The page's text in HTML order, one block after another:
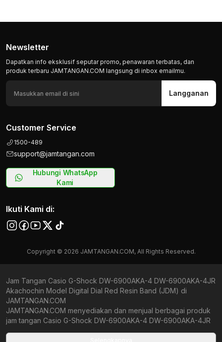
Newsletter
Dapatkan info eksklusif seputar promo, penawaran terbatas, dan
produk terbaru JAMTANGAN.COM langsung di inbox emailmu.
Langganan
Customer Service
1500-489
support@jamtangan.com
Hubungi WhatsApp
Kami
Ikuti Kami di:
Copyright © 2026 JAMTANGAN.COM, All Rights Reserved.
Jam Tangan Casio G-Shock DW-6900AKA-4 DW-6900AKA-4JR
Akachochin Model Digital Dial Red Resin Band (JDM) di
JAMTANGAN.COM
JAMTANGAN.COM menyediakan dan menjual berbagai produk
jam tangan Casio G-Shock DW-6900AKA-4 DW-6900AKA-4JR